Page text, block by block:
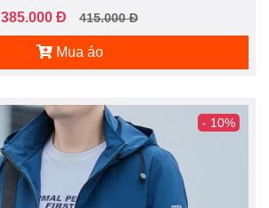
385.000 Đ
415.000 Đ
Mua áo
- 10%